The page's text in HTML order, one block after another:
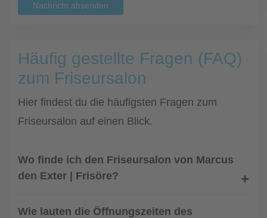
Nachricht absenden
Häufig gestellte Fragen (FAQ)
zum Friseursalon
Hier findest du die häufigsten Fragen zum
Friseursalon auf einen Blick.
Wo finde ich den Friseursalon von Marcus
den Exter | Frisöre?
Wie lauten die Öffnungszeiten des